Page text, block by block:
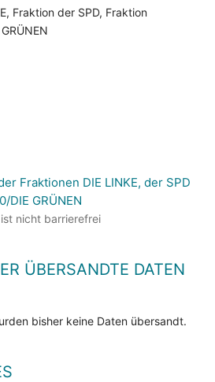
Fraktion der SPD, Fraktion
Fraktionen DIE LINKE, der SPD
DIE GRÜNEN
nicht barrierefrei
ÜBERSANDTE DATEN
bisher keine Daten übersandt.